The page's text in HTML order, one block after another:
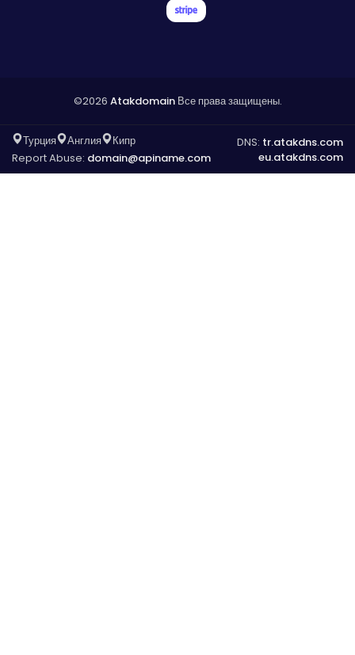
©2026 AtakdomainВсе права защищены.
Турция Англия
Кипр
Report Abuse: domain@apiname.com
DNS: tr.atakdns.com
eu.atakdns.com